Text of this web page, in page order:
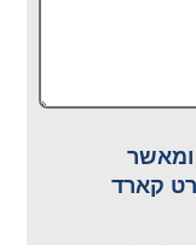
ומאשר
קארד